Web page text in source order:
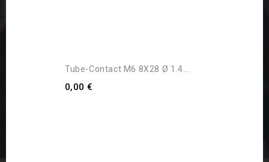
Tube-Contact M6 8X28 Ø 1.4...
0,00 €